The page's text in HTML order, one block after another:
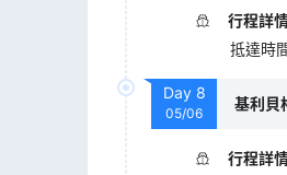
行程詳
抵達時
Day 8
05/06
基利貝
行程詳